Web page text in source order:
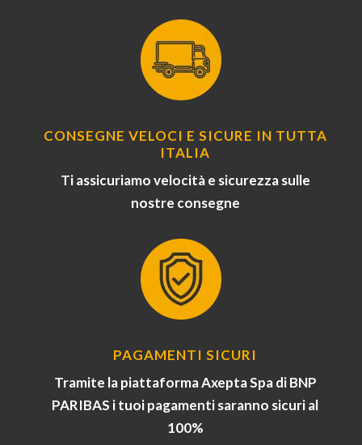
CONSEGNE VELOCI E SICURE IN TUTTA
ITALIA
Ti assicuriamo velocità e sicurezza sulle
nostre consegne
PAGAMENTI SICURI
Tramite la piattaforma Axepta Spa di BNP
PARIBAS i tuoi pagamenti saranno sicuri al
100%